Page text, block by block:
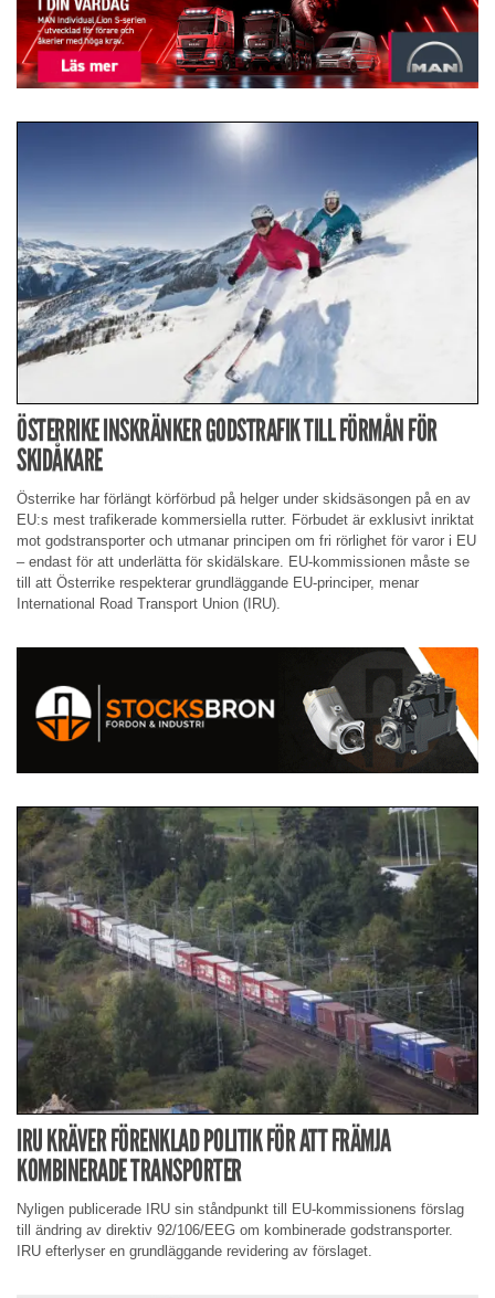
ÖSTERRIKE INSKRÄNKER GODSTRAFIK TILL FÖRMÅN FÖR
SKIDÅKARE
Österrike har förlängt körförbud på helger under skidsäsongen på en av
EU:s mest trafikerade kommersiella rutter. Förbudet är exklusivt inriktat
mot godstransporter och utmanar principen om fri rörlighet för varor i EU
– endast för att underlätta för skidälskare. EU-kommissionen måste se
till att Österrike respekterar grundläggande EU-principer, menar
International Road Transport Union (IRU).
IRU KRÄVER FÖRENKLAD POLITIK FÖR ATT FRÄMJA
KOMBINERADE TRANSPORTER
Nyligen publicerade IRU sin ståndpunkt till EU-kommissionens förslag
till ändring av direktiv 92/106/EEG om kombinerade godstransporter.
IRU efterlyser en grundläggande revidering av förslaget.